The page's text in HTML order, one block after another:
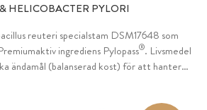
HELICOBACTER PYLORI
reuteri specialstam DSM17648 som
ingrediens Pylopass®. Livsmedel
ändamål (balanserad kost) för att hantera